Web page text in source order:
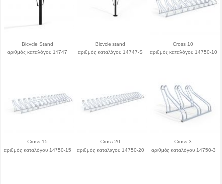
Bicycle Stand
αριθμός καταλόγου 14747
Bicycle stand
αριθμός καταλόγου 14747-S
Cross 10
αριθμός καταλόγου 14750-10
Cross 15
αριθμός καταλόγου 14750-15
Cross 20
αριθμός καταλόγου 14750-20
Cross 3
αριθμός καταλόγου 14750-3